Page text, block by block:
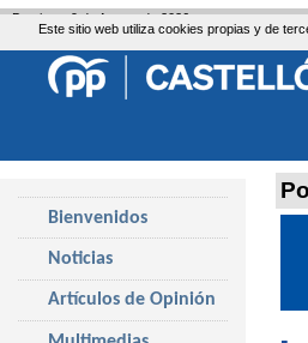
Este sitio web utiliza cookies propias y de
Bienvenidos
Noticias
Artículos de Opinión
Domingo, 9 de Agosto de 2026